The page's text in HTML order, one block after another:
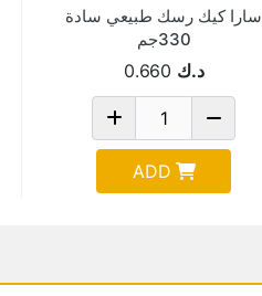
سارا كيك رسك طبيعي سادة
330جم
د.ك 0.660
ADD